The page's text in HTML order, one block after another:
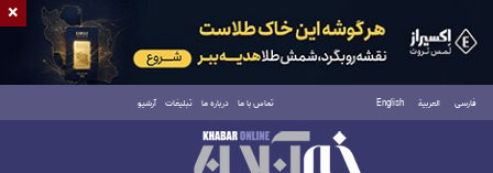
فارسی العربية English تماس با ما درباره ما تبلیغات آرشیو
جمعه ۱۶ مرداد ۱۴۰۵
×